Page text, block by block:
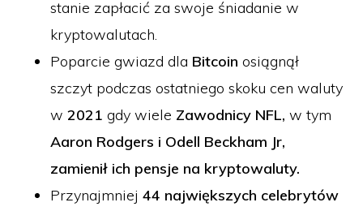
stanie zapłacić za swoje śniadanie w
kryptowalutach.
Poparcie gwiazd dla Bitcoin osiągnął
szczyt podczas ostatniego skoku cen waluty
w2021gdy wiele Zawodnicy NFL,w tym
Aaron Rodgers i Odell Beckham Jr,
zamienił ich pensje na kryptowaluty.
Przynajmniej44 największych celebrytów